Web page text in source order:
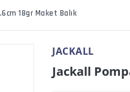
18gr Maket Balık
JACKALL
Jackall